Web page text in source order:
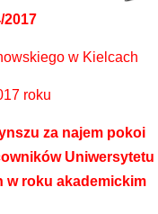
2017
w Kielcach
roku
za najem pokoi
Uniwersytetu
w roku akademickim